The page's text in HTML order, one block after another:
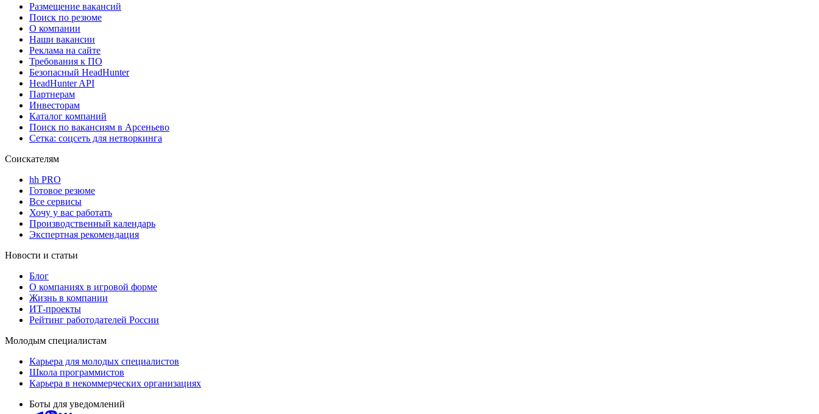
Размещение вакансий
Поиск по резюме
О компании
Наши вакансии
Реклама на сайте
Требования к ПО
Безопасный HeadHunter
HeadHunter API
Партнерам
Инвесторам
Каталог компаний
Поиск по вакансиям в Арсеньево
Сетка: соцсеть для нетворкинга
Соискателям
hh PRO
Готовое резюме
Все сервисы
Хочу у вас работать
Производственный календарь
Экспертная рекомендация
Новости и статьи
Блог
О компаниях в игровой форме
Жизнь в компании
ИТ-проекты
Рейтинг работодателей России
Молодым специалистам
Карьера для молодых специалистов
Школа программистов
Карьера в некоммерческих организациях
Боты для уведомлений